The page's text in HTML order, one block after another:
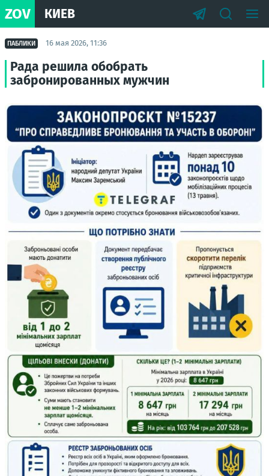
ZOV КИЕВ
ПАБЛИКИ 16 мая 2026, 11:36
Рада решила обобрать
забронированных мужчин